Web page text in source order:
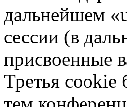
дальнейшем
сессии (в
присвоенные
Третья cookie